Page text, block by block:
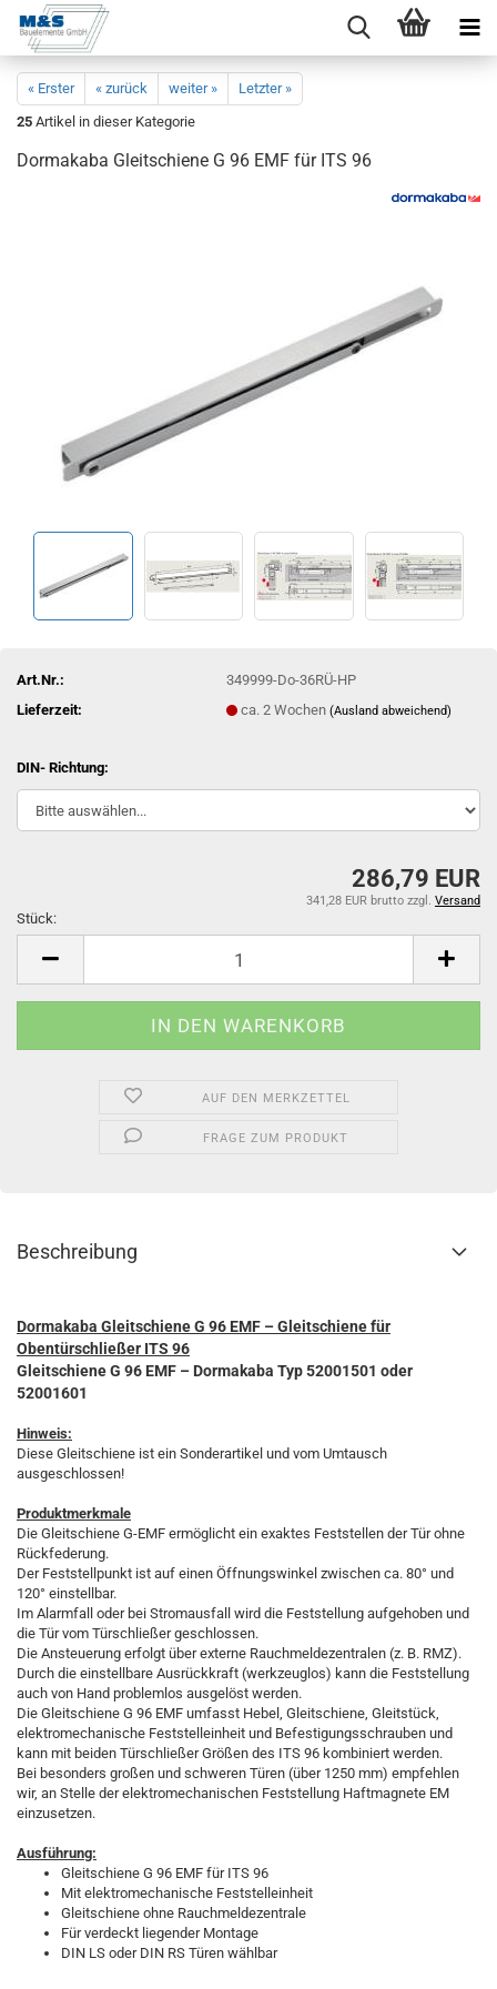
« Erster « zurück weiter »
Letzter »
25 Artikel in dieser Kategorie
Dor­ma­ka­ba Gleit­schie­ne G 96 EMF für ITS 96
Art.Nr.:
349999-Do-36RÜ-HP
Lieferzeit:
ca. 2 Wochen(Ausland abweichend)
DIN- Richtung:
286,79 EUR
341,28 EUR brutto zzgl. Versand
Stück:
AUF DEN MERKZETTEL
FRAGE ZUM PRODUKT
Beschreibung
Dormakaba Gleitschiene G 96 EMF – Gleitschiene für
Obentürschließer ITS 96
Gleitschiene G 96 EMF – Dormakaba Typ 52001501 oder
52001601
Hinweis:
Diese Gleitschiene ist ein Sonderartikel und vom Umtausch
ausgeschlossen!
Produktmerkmale
Die Gleitschiene G-EMF ermöglicht ein exaktes Feststellen der Tür ohne
Rückfederung.
Der Feststellpunkt ist auf einen Öffnungswinkel zwischen ca. 80° und
120° einstellbar.
Im Alarmfall oder bei Stromausfall wird die Feststellung aufgehoben und
die Tür vom Türschließer geschlossen.
Die Ansteuerung erfolgt über externe Rauchmeldezentralen (z. B. RMZ).
Durch die einstellbare Ausrückkraft (werkzeuglos) kann die Feststellung
auch von Hand problemlos ausgelöst werden.
Die Gleitschiene G 96 EMF umfasst Hebel, Gleitschiene, Gleitstück,
elektromechanische Feststelleinheit und Befestigungsschrauben und
kann mit beiden Türschließer Größen des ITS 96 kombiniert werden.
Bei besonders großen und schweren Türen (über 1250 mm) empfehlen
wir, an Stelle der elektromechanischen Feststellung Haftmagnete EM
einzusetzen.
Ausführung:
Gleitschiene G 96 EMF für ITS 96
Mit elektromechanische Feststelleinheit
Gleitschiene ohne Rauchmeldezentrale
Für verdeckt liegender Montage
DIN LS oder DIN RS Türen wählbar